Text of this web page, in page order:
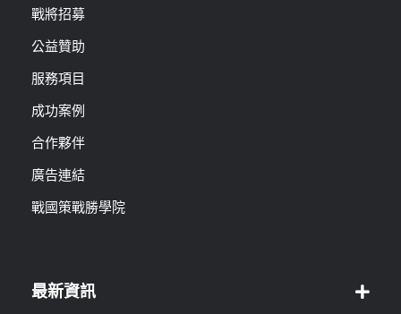
戰將招募
公益贊助
服務項目
成功案例
合作夥伴
廣告連結
戰國策戰勝學院
最新資訊